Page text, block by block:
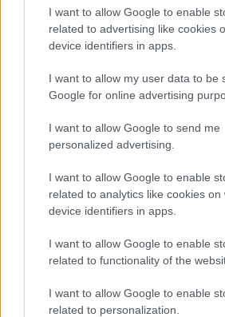
I want to allow Google to enable
related to advertising like cookies
device identifiers in apps.
I want to allow my user data to be
Google for online advertising
I want to allow Google to send me
personalized advertising.
I want to allow Google to enable
related to analytics like cookies on
device identifiers in apps.
I want to allow Google to enable
related to functionality of the
I want to allow Google to enable
related to personalization.
Michelle Hunziker in
vivo: un amico vip svela
Calangianus, dopo le
accoglienza minori chiude
Olbia, divieto di sosta
esplode la protesta
Pausa caffè impeccabile:
soluzione ideale per la
Monte Pino, la fine di un